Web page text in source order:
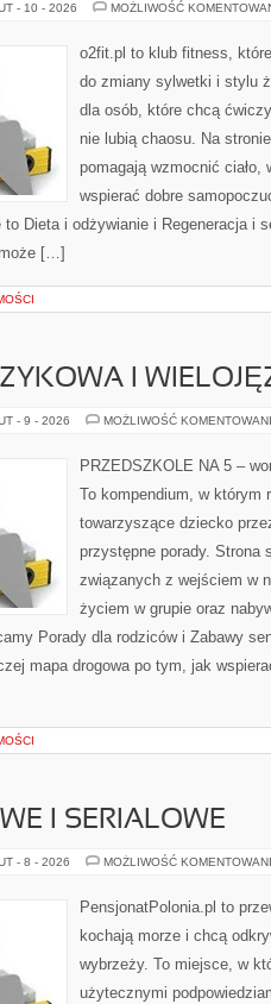
- 10 - 2026 MOŻLIWOŚĆ
o2fit.pl to klub fitness,
do zmiany sylwetki i stylu
dla osób, które chcą
nie lubią chaosu. Na
pomagają wzmocnić
wspierać dobre
Dieta i odżywianie i Regeneracja i
[…]
I
- 9 - 2026 MOŻLIWOŚĆ
PRZEDSZKOLE NA 5 –
To kompendium, w którym
towarzyszące dziecko
przystępne porady. Strona
związanych z wejściem w
życiem w grupie oraz
Porady dla rodziców i Zabawy
mapa drogowa po tym, jak
I SERIALOWE
- 8 - 2026 MOŻLIWOŚĆ
PensjonatPolonia.pl to
kochają morze i chcą
wybrzeży. To miejsce, w
użytecznymi